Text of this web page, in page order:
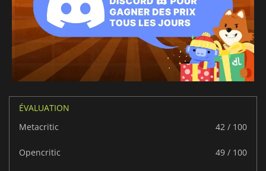
ÉVALUATION
Metacritic
42 / 100
Opencritic 49 / 100